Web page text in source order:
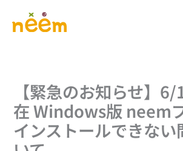
【緊急のお知らせ】
在 Windows版 neem
インストールできない